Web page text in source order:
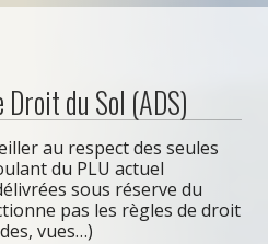
enfance
du Sol (ADS)
au respect des seules
du PLU actuel
sous réserve du
pas les règles de droit
vues…)